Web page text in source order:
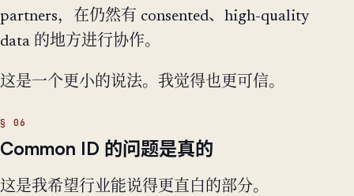
partners，在仍然有 consented、high-quality
data 的地方进行协作。
这是一个更小的说法。我觉得也更可信。
Common ID 的问题是真的
这是我希望行业能说得更直白的部分。